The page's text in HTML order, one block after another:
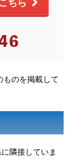
ちら
ものを掲載して
隣接していま